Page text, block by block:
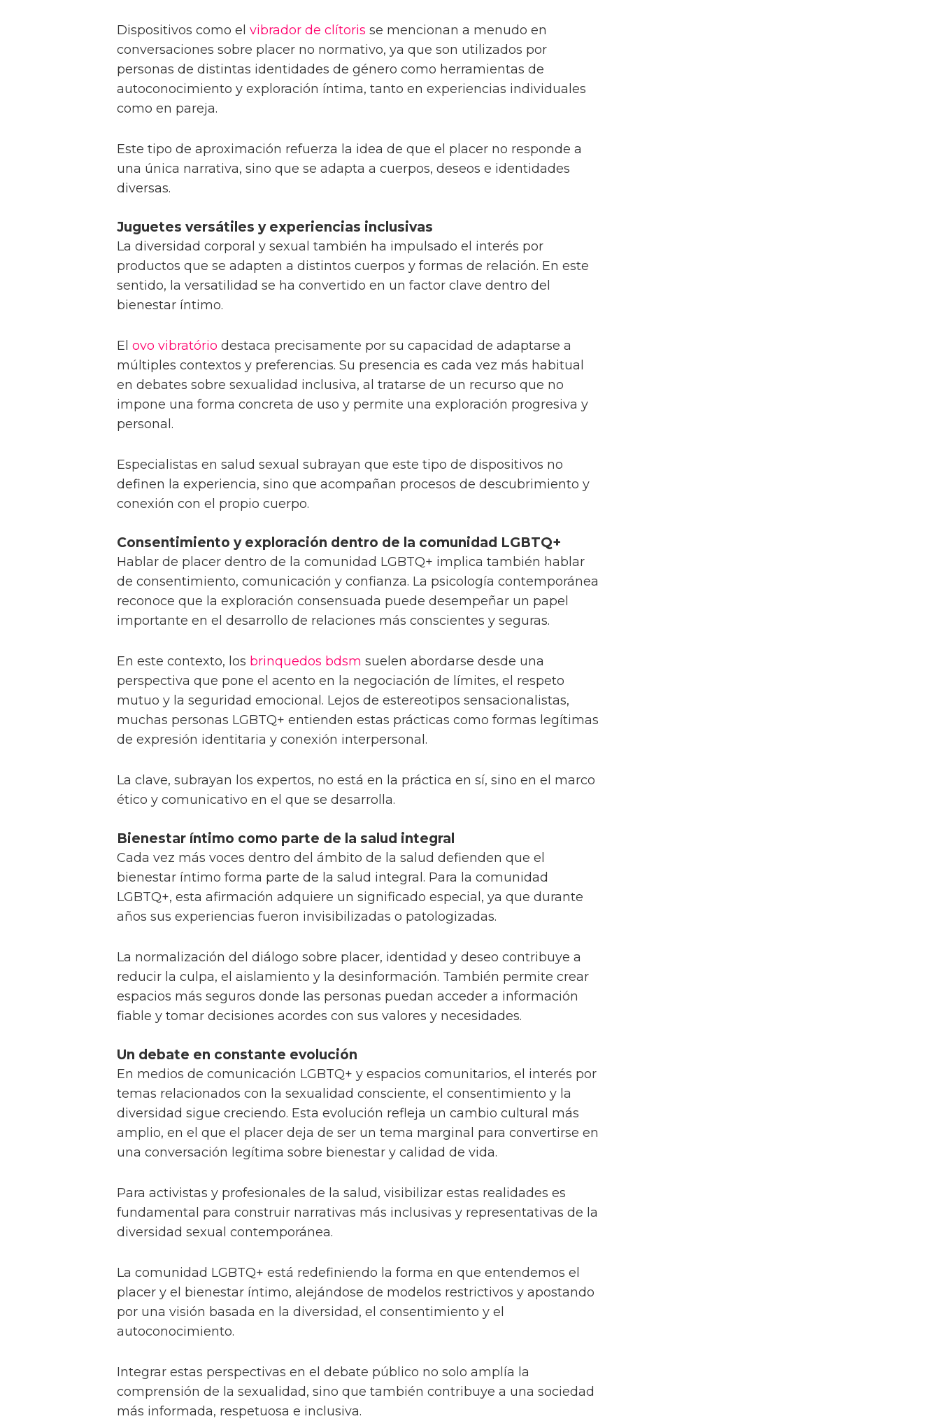
Dispositivos como el vibrador de clítoris se mencionan a menudo en
conversaciones sobre placer no normativo, ya que son utilizados por
personas de distintas identidades de género como herramientas de
autoconocimiento y exploración íntima, tanto en experiencias individuales
como en pareja.
Este tipo de aproximación refuerza la idea de que el placer no responde a
una única narrativa, sino que se adapta a cuerpos, deseos e identidades
diversas.
Juguetes versátiles y experiencias inclusivas
La diversidad corporal y sexual también ha impulsado el interés por
productos que se adapten a distintos cuerpos y formas de relación. En este
sentido, la versatilidad se ha convertido en un factor clave dentro del
bienestar íntimo.
El ovo vibratório destaca precisamente por su capacidad de adaptarse a
múltiples contextos y preferencias. Su presencia es cada vez más habitual
en debates sobre sexualidad inclusiva, al tratarse de un recurso que no
impone una forma concreta de uso y permite una exploración progresiva y
personal.
Especialistas en salud sexual subrayan que este tipo de dispositivos no
definen la experiencia, sino que acompañan procesos de descubrimiento y
conexión con el propio cuerpo.
Consentimiento y exploración dentro de la comunidad LGBTQ+
Hablar de placer dentro de la comunidad LGBTQ+ implica también hablar
de consentimiento, comunicación y confianza. La psicología contemporánea
reconoce que la exploración consensuada puede desempeñar un papel
importante en el desarrollo de relaciones más conscientes y seguras.
En este contexto, los brinquedos bdsm suelen abordarse desde una
perspectiva que pone el acento en la negociación de límites, el respeto
mutuo y la seguridad emocional. Lejos de estereotipos sensacionalistas,
muchas personas LGBTQ+ entienden estas prácticas como formas legítimas
de expresión identitaria y conexión interpersonal.
La clave, subrayan los expertos, no está en la práctica en sí, sino en el marco
ético y comunicativo en el que se desarrolla.
Bienestar íntimo como parte de la salud integral
Cada vez más voces dentro del ámbito de la salud defienden que el
bienestar íntimo forma parte de la salud integral. Para la comunidad
LGBTQ+, esta afirmación adquiere un significado especial, ya que durante
años sus experiencias fueron invisibilizadas o patologizadas.
La normalización del diálogo sobre placer, identidad y deseo contribuye a
reducir la culpa, el aislamiento y la desinformación. También permite crear
espacios más seguros donde las personas puedan acceder a información
fiable y tomar decisiones acordes con sus valores y necesidades.
Un debate en constante evolución
En medios de comunicación LGBTQ+ y espacios comunitarios, el interés por
temas relacionados con la sexualidad consciente, el consentimiento y la
diversidad sigue creciendo. Esta evolución refleja un cambio cultural más
amplio, en el que el placer deja de ser un tema marginal para convertirse en
una conversación legítima sobre bienestar y calidad de vida.
Para activistas y profesionales de la salud, visibilizar estas realidades es
fundamental para construir narrativas más inclusivas y representativas de la
diversidad sexual contemporánea.
La comunidad LGBTQ+ está redefiniendo la forma en que entendemos el
placer y el bienestar íntimo, alejándose de modelos restrictivos y apostando
por una visión basada en la diversidad, el consentimiento y el
autoconocimiento.
Integrar estas perspectivas en el debate público no solo amplía la
comprensión de la sexualidad, sino que también contribuye a una sociedad
más informada, respetuosa e inclusiva.